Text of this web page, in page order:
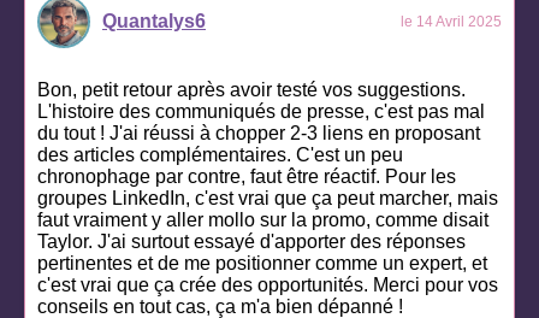
Quantalys6 le 14 Avril 2025
Bon, petit retour après avoir testé vos suggestions.
L'histoire des communiqués de presse, c'est pas mal
du tout ! J'ai réussi à chopper 2-3 liens en proposant
des articles complémentaires. C'est un peu
chronophage par contre, faut être réactif. Pour les
groupes LinkedIn, c'est vrai que ça peut marcher, mais
faut vraiment y aller mollo sur la promo, comme disait
Taylor. J'ai surtout essayé d'apporter des réponses
pertinentes et de me positionner comme un expert, et
c'est vrai que ça crée des opportunités. Merci pour vos
conseils en tout cas, ça m'a bien dépanné !